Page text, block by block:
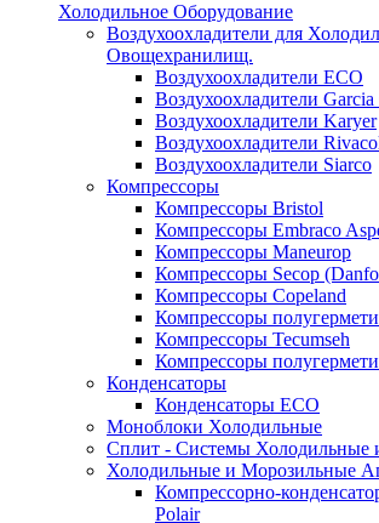
Холодильное Оборудование
Воздухоохладители для
Овощехранилищ.
Воздухоохладители ECO
Воздухоохладители Garcia
Воздухоохладители Karyer
Воздухоохладители
Воздухоохладители Siarco
Компрессоры
Компрессоры Bristol
Компрессоры Embraco
Компрессоры Maneurop
Компрессоры Secop
Компрессоры Copeland
Компрессоры
Компрессоры Tecumseh
Компрессоры
Конденсаторы
Конденсаторы ECO
Моноблоки Холодильные
Сплит - Системы Холодильные
Холодильные и Морозильные
Компрессорно-
Polair